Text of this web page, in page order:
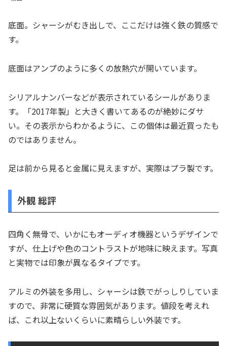
底面。シャーシがむき出しで、ここだけは強く鉄の質感で
す。
底面はアンプのように多くの放熱穴が開いています。
シリアルナンバーなどが表示されているシールがありま
す。「2017年製」と大きく書いてあるのが絶妙にダサ
い。その表示からわかるように、この個体は最近買ったも
のではありません。
足は前から見ると金属に見えますが、実際はプラ製です。
外観 総評
四角く無骨で、いかにもオーディオ機器というデザインで
すが、仕上げや色のコントラストが地味に映えます。写真
と実物では印象が異なるタイプです。
アルミの外装を多用し、シャーシは鉄でがっしりしていま
すので、非常に硬質な雰囲気があります。値段を考えれ
ば、これ以上ないくらいに素晴らしい外装です。